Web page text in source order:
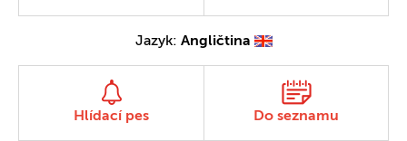
Jazyk: Angličtina
Hlídací pes Do seznamu